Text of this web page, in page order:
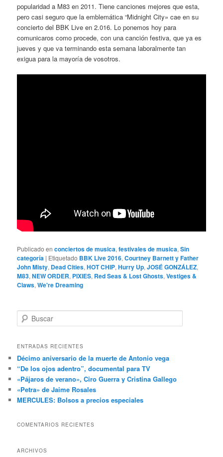
popularidad a M83 en 2011. Tiene canciones mejores que esta,
pero casi seguro que la emblemática “Midnight City» cae en su
concierto del BBK Live en 2.016. Lo ponemos hoy para
comunicaros como procede, con una canción festiva, que ya es
jueves y que va terminando esta semana laboralmente tan
exigua para la mayoría de vosotros.
Publicado en conciertos de musica,festivales de musica,Sin
categoría | Etiquetado BBK Live 2016,Courtney Barnett y Father
John Misty, Dead Cities,HOT CHIP,Hurry Up,JOSÉ GONZÁLEZ,
M83,NEW ORDER, PIXIES, Red Seas & Lost Ghosts,Vestiges &
Claws,We're Dreaming
u
c
r
ENTRADAS RECIENTES
Décimo aniversario de la muerte de Antonio vega
“De los ojos adentro”, documental para TV
«Pájaros de verano», Ciro Guerra y Cristina Gallego
«Petra» de Jaime Rosales
MERCULES: Bolsos a precios especiales
COMENTARIOS RECIENTES
ARCHIVOS